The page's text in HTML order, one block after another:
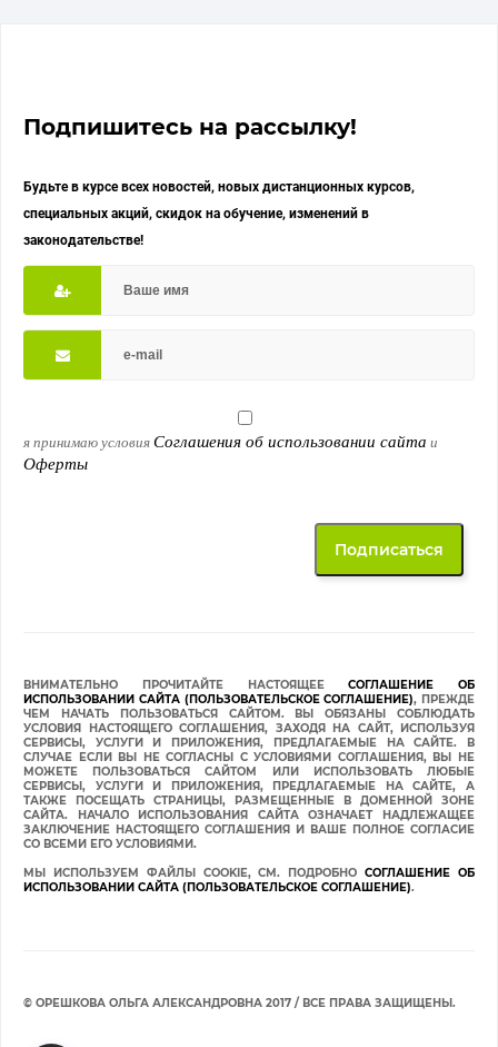
Подпишитесь на рассылку!
Будьте в курсе всех новостей, новых дистанционных курсов,
специальных акций, скидок на обучение, изменений в
законодательстве!
я принимаю условияСоглашения об использовании сайта и
Оферты
ВНИМАТЕЛЬНО ПРОЧИТАЙТЕ НАСТОЯЩЕЕСОГЛАШЕНИЕ ОБ
ИСПОЛЬЗОВАНИИ САЙТА (ПОЛЬЗОВАТЕЛЬСКОЕ СОГЛАШЕНИЕ), ПРЕЖДЕ
ЧЕМ НАЧАТЬ ПОЛЬЗОВАТЬСЯ САЙТОМ. ВЫ ОБЯЗАНЫ СОБЛЮДАТЬ
УСЛОВИЯ НАСТОЯЩЕГО СОГЛАШЕНИЯ, ЗАХОДЯ НА САЙТ, ИСПОЛЬЗУЯ
СЕРВИСЫ, УСЛУГИ И ПРИЛОЖЕНИЯ, ПРЕДЛАГАЕМЫЕ НА САЙТЕ. В
СЛУЧАЕ ЕСЛИ ВЫ НЕ СОГЛАСНЫ С УСЛОВИЯМИ СОГЛАШЕНИЯ, ВЫ НЕ
МОЖЕТЕ ПОЛЬЗОВАТЬСЯ САЙТОМ ИЛИ ИСПОЛЬЗОВАТЬ ЛЮБЫЕ
СЕРВИСЫ, УСЛУГИ И ПРИЛОЖЕНИЯ, ПРЕДЛАГАЕМЫЕ НА САЙТЕ, А
ТАКЖЕ ПОСЕЩАТЬ СТРАНИЦЫ, РАЗМЕЩЕННЫЕ В ДОМЕННОЙ ЗОНЕ
САЙТА. НАЧАЛО ИСПОЛЬЗОВАНИЯ САЙТА ОЗНАЧАЕТ НАДЛЕЖАЩЕЕ
ЗАКЛЮЧЕНИЕ НАСТОЯЩЕГО СОГЛАШЕНИЯ И ВАШЕ ПОЛНОЕ СОГЛАСИЕ
СО ВСЕМИ ЕГО УСЛОВИЯМИ.
МЫ ИСПОЛЬЗУЕМ ФАЙЛЫ COOKIE, СМ. ПОДРОБНОСОГЛАШЕНИЕ ОБ
ИСПОЛЬЗОВАНИИ САЙТА (ПОЛЬЗОВАТЕЛЬСКОЕ СОГЛАШЕНИЕ).
© ОРЕШКОВА ОЛЬГА АЛЕКСАНДРОВНА 2017 / ВСЕ ПРАВА ЗАЩИЩЕНЫ.